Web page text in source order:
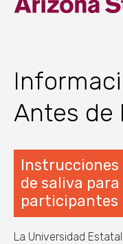
Antes de
Instrucciones
de saliva para
participantes
La Universidad